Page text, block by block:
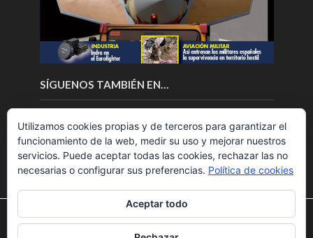
SÍGUENOS TAMBIÉN EN…
Utilizamos cookies para ofrecerte la mejor experiencia en
nuestra web.
Utilizamos cookies propias y de terceros para garantizar el
funcionamiento de la web, medir su uso y mejorar nuestros
servicios. Puede aceptar todas las cookies, rechazar las no
necesarias o configurar sus preferencias. Política de cookies
Aceptar todo